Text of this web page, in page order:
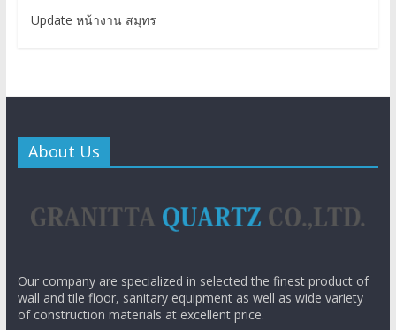
Update หน้างาน สมุทร
About Us
Our company are specialized in selected the finest product of
wall and tile floor, sanitary equipment as well as wide variety
of construction materials at excellent price.